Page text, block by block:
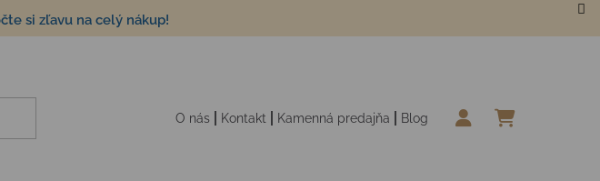
si zľavu na celý nákup!
O nás Kontakt Kamenná predajňa Blog